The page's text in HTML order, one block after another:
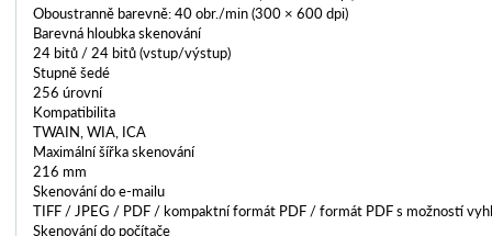
Oboustranně barevně: 40 obr./min (300 × 600 dpi)
Barevná hloubka skenování
24 bitů / 24 bitů (vstup/výstup)
Stupně šedé
256 úrovní
Kompatibilita
TWAIN, WIA, ICA
Maximální šířka skenování
216 mm
Skenování do e-mailu
TIFF / JPEG / PDF / kompaktní formát PDF / formát PDF s možností
Skenování do počítače